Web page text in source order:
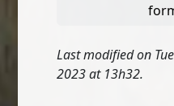
Last modified on
2023 at 13h32.